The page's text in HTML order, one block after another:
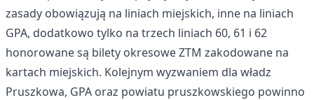
zasady obowiązują na liniach miejskich, inne na liniach
GPA, dodatkowo tylko na trzech liniach 60, 61 i 62
honorowane są bilety okresowe ZTM zakodowane na
kartach miejskich. Kolejnym wyzwaniem dla władz
Pruszkowa, GPA oraz powiatu pruszkowskiego powinno